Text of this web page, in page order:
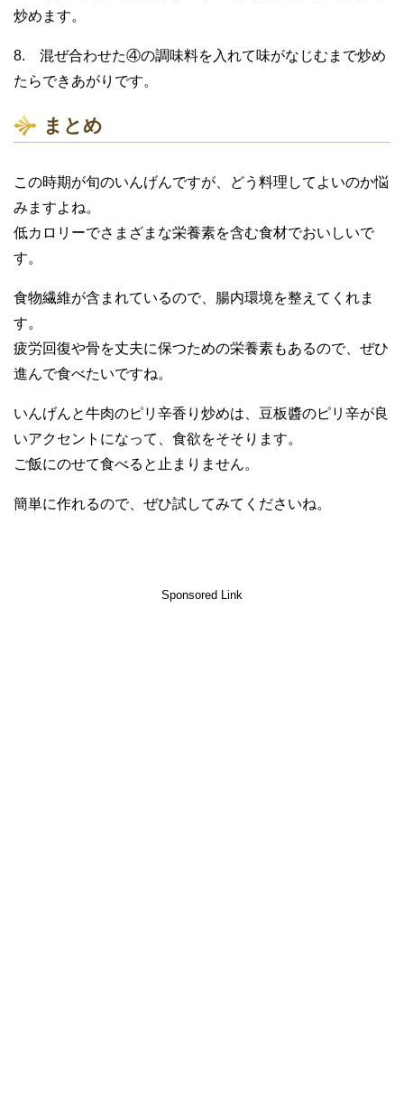
炒めます。
8. 混ぜ合わせた④の調味料を入れて味がなじむまで炒め
たらできあがりです。
まとめ
この時期が旬のいんげんですが、どう料理してよいのか悩
みますよね。
低カロリーでさまざまな栄養素を含む食材でおいしいで
す。
食物繊維が含まれているので、腸内環境を整えてくれま
す。
疲労回復や骨を丈夫に保つための栄養素もあるので、ぜひ
進んで食べたいですね。
いんげんと牛肉のピリ辛香り炒めは、豆板醬のピリ辛が良
いアクセントになって、食欲をそそります。
ご飯にのせて食べると止まりません。
簡単に作れるので、ぜひ試してみてくださいね。
Sponsored Link